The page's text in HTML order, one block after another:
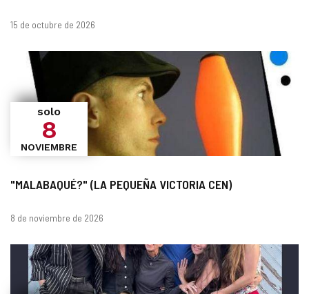
Fechas
15 de octubre de 2026
"MALABAQUÉ?" (LA PEQUEÑA VICTORIA CEN)
solo
8
NOVIEMBRE
Fechas
8 de noviembre de 2026